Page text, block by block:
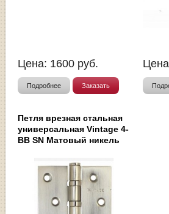
Цена: 1600 руб.
Подробнее Заказать
Петля врезная стальная
универсальная Vintage 4-
BB SN Матовый никель